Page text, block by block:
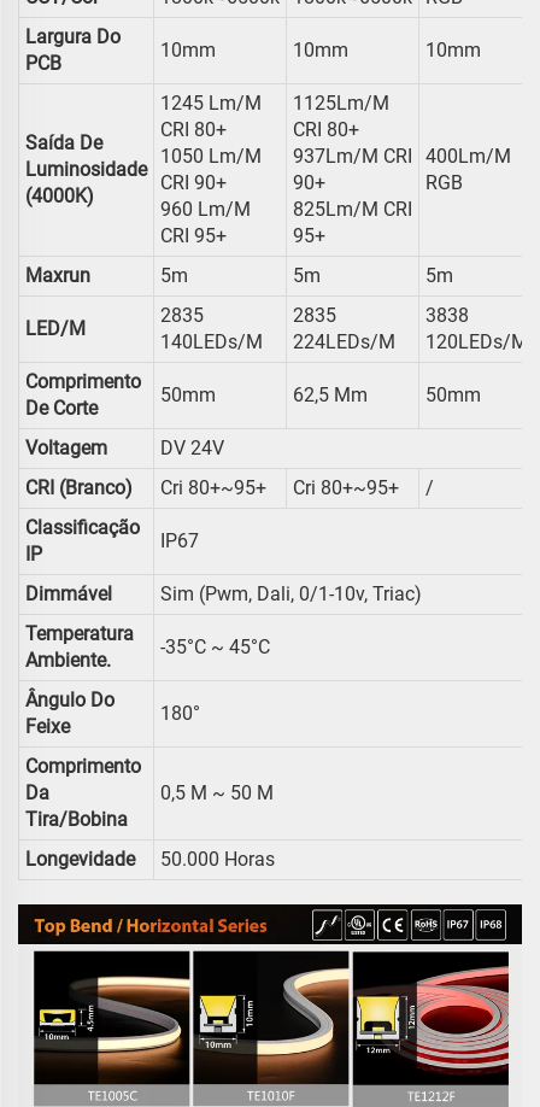
Largura Do
PCB
10mm 10mm 10mm
Saída De
Luminosidade
(4000K)
1245 Lm/m
CRI 80+
1050 Lm/m
CRI 90+
960 Lm/m
CRI 95+
1125Lm/m
CRI 80+
937Lm/m CRI
90+
825Lm/m CRI
95+
400Lm/m
RGB
Maxrun 5m 5m 5m
LED/m
2835
140LEDs/m
2835
224LEDs/m
3838
120LEDs/m
Comprimento
De Corte
50mm 62,5 Mm 50mm
Voltagem
DV 24V
CRI (Branco)
Cri 80+~95+ Cri 80+~95+
/
Classificação
IP
IP67
Dimmável
Sim (pwm, Dali, 0/1-10v, Triac)
Temperatura
Ambiente.
-35°C ~ 45°C
Ângulo Do
Feixe
180°
Comprimento
Da
Tira/bobina
0,5 M ~ 50 M
Longevidade 50.000 Horas